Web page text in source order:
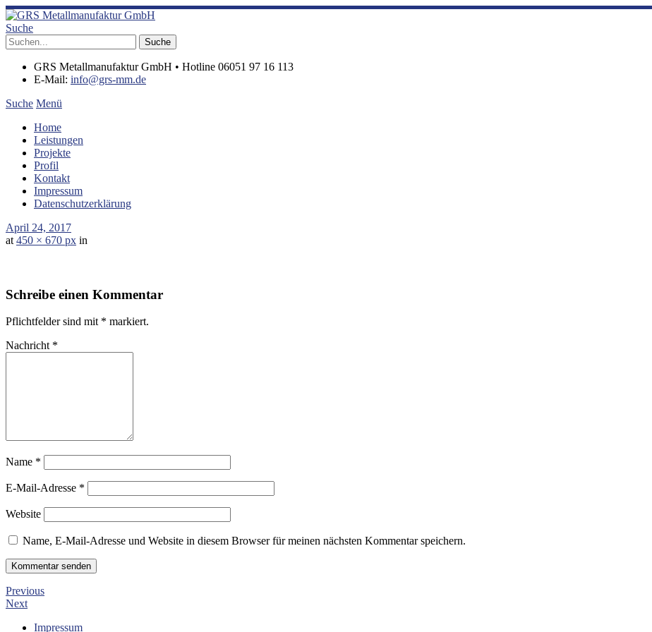
Suche
GRS Metallmanufaktur GmbH • Hotline 06051 97 16 113
E-Mail: info@grs-mm.de
Suche Menü
Home
Leistungen
Projekte
Profil
Kontakt
Impressum
Datenschutzerklärung
April 24, 2017
at 450 × 670 px in
Schreibe einen Kommentar
Pflichtfelder sind mit * markiert.
Nachricht *
Name *
E-Mail-Adresse *
Website
Name, E-Mail-Adresse und Website in diesem Browser für meinen nächsten Kommentar speichern.
Previous
Next
Impressum